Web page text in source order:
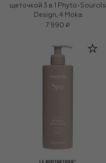
щеточкой 3 в 1 Phyto-Sourcils
Design, 4 Moka
7 990 ₽